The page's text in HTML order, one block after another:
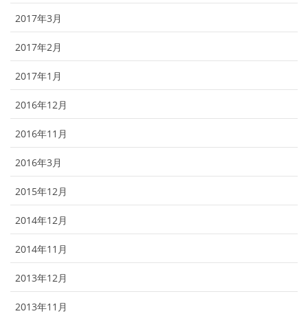
2017年3月
2017年2月
2017年1月
2016年12月
2016年11月
2016年3月
2015年12月
2014年12月
2014年11月
2013年12月
2013年11月